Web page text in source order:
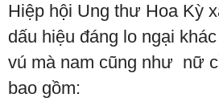
Hiệp hội Ung thư Hoa Kỳ
dấu hiệu đáng lo ngại
vú mà nam cũng như nữ
bao gồm: